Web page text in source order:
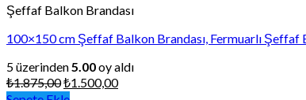
Şeffaf Balkon Brandası
100×150 cm Şeffaf Balkon Brandası, Fermuarlı Şeffaf
5 üzerinden5.00oy aldı
₺1.875,00Orijinal
fiyat:
₺1.500,00Şu